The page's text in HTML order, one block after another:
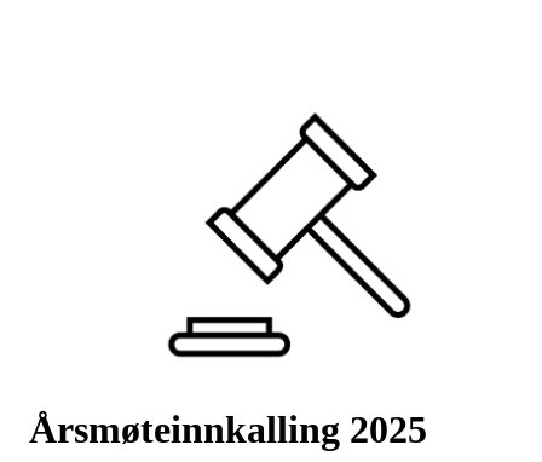
Årsmøteinnkalling 2025